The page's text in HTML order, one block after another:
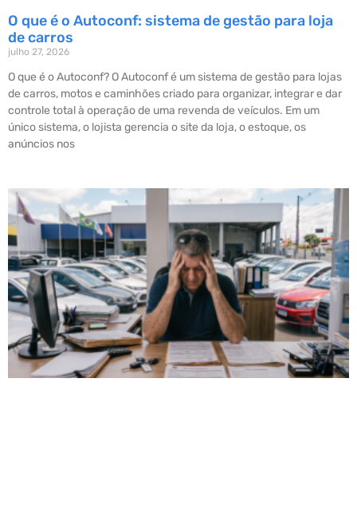
O que é o Autoconf: sistema de gestão para loja
de carros
julho 27, 2026
O que é o Autoconf? O Autoconf é um sistema de gestão para lojas
de carros, motos e caminhões criado para organizar, integrar e dar
controle total à operação de uma revenda de veículos. Em um
único sistema, o lojista gerencia o site da loja, o estoque, os
anúncios nos